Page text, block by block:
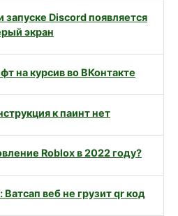
запуске Discord появляется
экран
на курсив во ВКонтакте
к паинт нет
Roblox в 2022 году?
веб не грузит qr код